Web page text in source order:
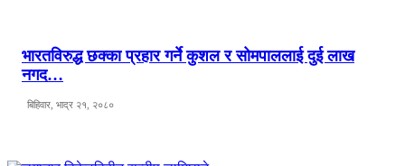
भारतविरुद्ध छक्का प्रहार गर्ने कुशल र सोमपाललाई दुई लाख
नगद…
बिहिवार, भाद्र २१, २०८०